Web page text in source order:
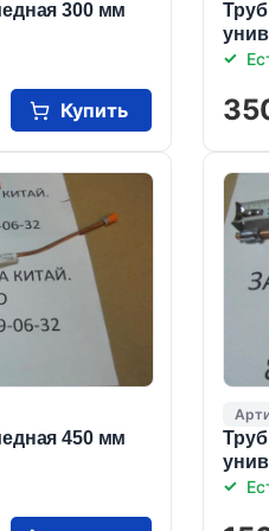
300 мм
Купить
450 мм